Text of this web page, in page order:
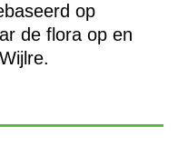
op
de flora op en